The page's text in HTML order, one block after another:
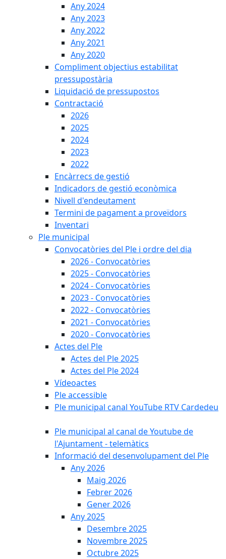
Any 2024
Any 2023
Any 2022
Any 2021
Any 2020
Compliment objectius estabilitat
pressupostària
Liquidació de pressupostos
Contractació
2026
2025
2024
2023
2022
Encàrrecs de gestió
Indicadors de gestió econòmica
Nivell d'endeutament
Termini de pagament a proveïdors
Inventari
Ple municipal
Convocatòries del Ple i ordre del dia
2026 - Convocatòries
2025 - Convocatòries
2024 - Convocatòries
2023 - Convocatòries
2022 - Convocatòries
2021 - Convocatòries
2020 - Convocatòries
Actes del Ple
Actes del Ple 2025
Actes del Ple 2024
Vídeoactes
Ple accessible
Ple municipal canal YouTube RTV Cardedeu
Ple municipal al canal de Youtube de
l'Ajuntament - telemàtics
Informació del desenvolupament del Ple
Any 2026
Maig 2026
Febrer 2026
Gener 2026
Any 2025
Desembre 2025
Novembre 2025
Octubre 2025